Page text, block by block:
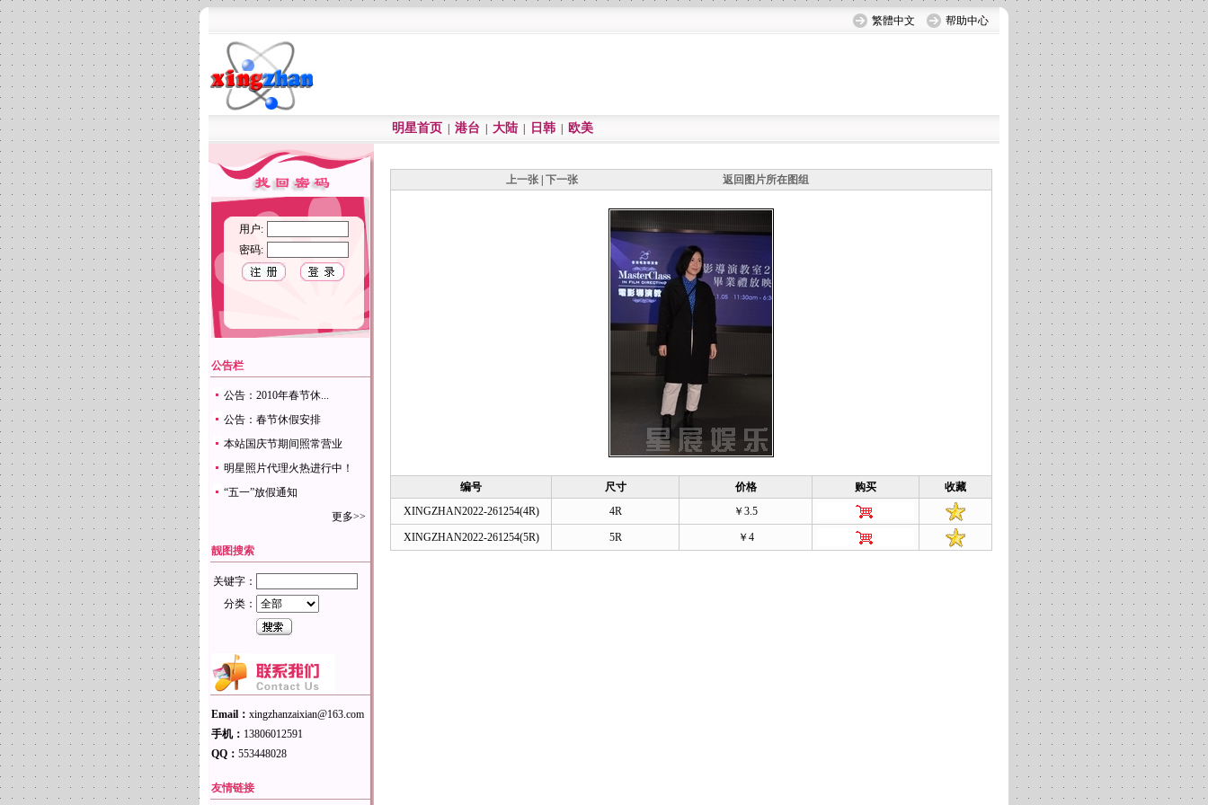
繁體中文 帮助中心
明星首页 港台 大陆 日韩 欧美
用户:
密码:
公告栏
公告：2010年春节休...
公告：春节休假安排
本站国庆节期间照常营业
明星照片代理火热进行中！
“五一”放假通知
更多>>
靓图搜索
关键字：
分类：
Email： xingzhanzaixian@163.com
手机： 13806012591
QQ： 553448028
友情链接
上一张 下一张 返回图片所在图组
编号 尺寸 价格 购买
收藏
XINGZHAN2022-261254(4R)
4R ￥3.5
XINGZHAN2022-261254(5R) 5R ￥4